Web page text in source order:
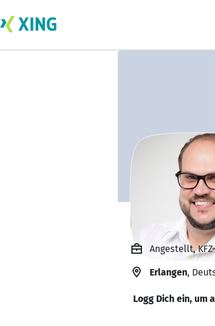
Dennis
Angestellt,
Erlangen,
Logg Dich ein, um